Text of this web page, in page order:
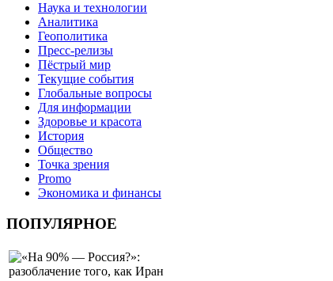
Наука и технологии
Аналитика
Геополитика
Пресс-релизы
Пёстрый мир
Текущие события
Глобальные вопросы
Для информации
Здоровье и красота
История
Общество
Точка зрения
Promo
Экономика и финансы
ПОПУЛЯРНОЕ